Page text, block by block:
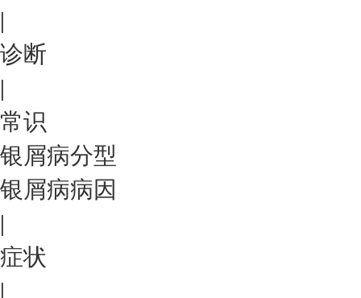
|
诊断
|
常识
银屑病分型
银屑病病因
|
症状
|